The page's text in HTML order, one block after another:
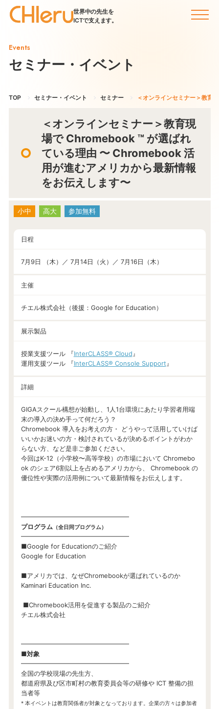
世界中の先生を
ICTで支えます。
Events
セミナー・イベント
TOP セミナー・イベント セミナー ＜オンラインセミナー＞教育
＜オンラインセミナー＞教育現
場で Chromebook ™ が選ばれ
ている理由 〜 Chromebook 活
用が進むアメリカから最新情報
をお伝えします〜
小中 高大 参加無料
日程
7月9日 （木）／ 7月14日（火）／ 7月16日（木）
主催
チエル株式会社（後援：Google for Education）
展示製品
授業支援ツール 『InterCLASS® Cloud 』
運用支援ツール 『InterCLASS®︎ Console Support 』
詳細
GIGAスクール構想が始動し、1人1台環境にあたり学習者用端
末の導入の決め手って何だろう？
Chromebook 導入をお考えの方・ どうやって活用していけば
いいかお迷いの方・検討されているが決めるポイントがわか
らない方、など是非ご参加ください。
今回はK-12（小学校〜高等学校）の市場において Chromebo
ok のシェア6割以上を占めるアメリカから、 Chromebook の
優位性や実際の活用例について最新情報をお伝えします。
━━━━━━━━━━━━━━━━━
プログラム（全日同プログラム）
━━━━━━━━━━━━━━━━━
■Google for Educationのご紹介
Google for Education
■アメリカでは、なぜChromebookが選ばれているのか
Kaminari Education Inc.
■Chromebook活用を促進する製品のご紹介
チエル株式会社
━━━━━━━━━━━━━━━━━
■対象
━━━━━━━━━━━━━━━━━
全国の学校現場の先生方、
都道府県及び区市町村の教育委員会等の研修や ICT 整備の担
当者等
* 本イベントは教育関係者が対象となっております。企業の方々は参加者